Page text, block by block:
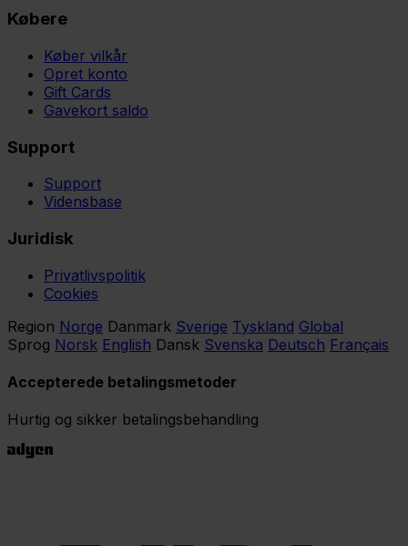
Købere
Køber vilkår
Opret konto
Gift Cards
Gavekort saldo
Support
Support
Vidensbase
Juridisk
Privatlivspolitik
Cookies
Region Norge Danmark Sverige Tyskland Global
Sprog Norsk English Dansk Svenska Deutsch Français
Accepterede betalingsmetoder
Hurtig og sikker betalingsbehandling